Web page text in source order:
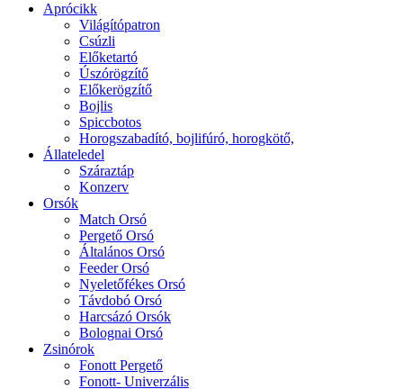
Aprócikk
Világítópatron
Csúzli
Előketartó
Úszórögzítő
Előkerögzítő
Bojlis
Spiccbotos
Horogszabadító, bojlifúró, horogkötő,
Állateledel
Száraztáp
Konzerv
Orsók
Match Orsó
Pergető Orsó
Általános Orsó
Feeder Orsó
Nyeletőfékes Orsó
Távdobó Orsó
Harcsázó Orsók
Bolognai Orsó
Zsinórok
Fonott Pergető
Fonott- Univerzális